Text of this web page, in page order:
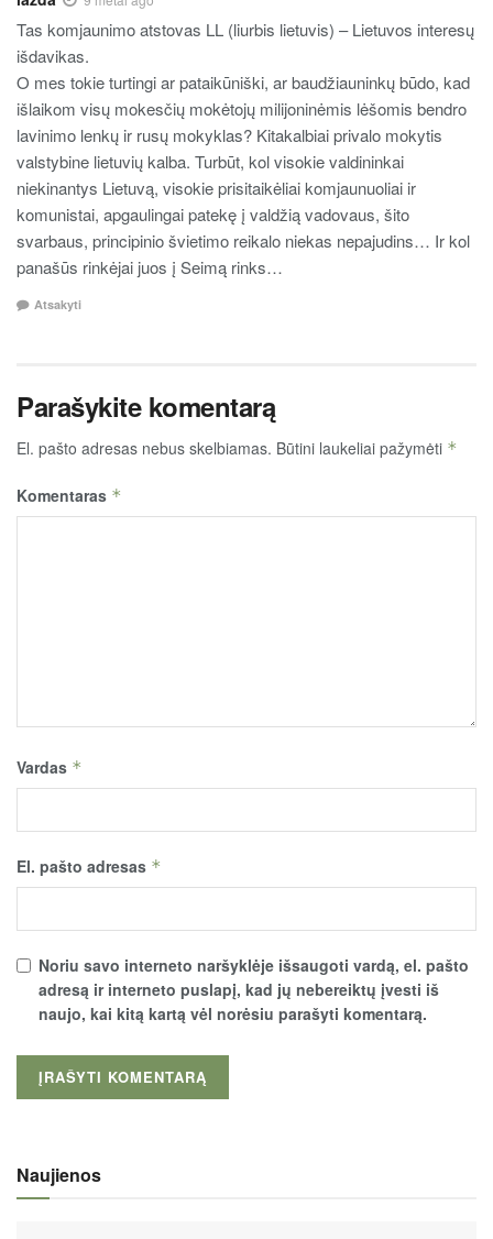
Tas komjaunimo atstovas LL (liurbis lietuvis) – Lietuvos interesų
išdavikas.
O mes tokie turtingi ar pataikūniški, ar baudžiauninkų būdo, kad
išlaikom visų mokesčių mokėtojų milijoninėmis lėšomis bendro
lavinimo lenkų ir rusų mokyklas? Kitakalbiai privalo mokytis
valstybine lietuvių kalba. Turbūt, kol visokie valdininkai
niekinantys Lietuvą, visokie prisitaikėliai komjaunuoliai ir
komunistai, apgaulingai patekę į valdžią vadovaus, šito
svarbaus, principinio švietimo reikalo niekas nepajudins… Ir kol
panašūs rinkėjai juos į Seimą rinks…
Atsakyti
Parašykite komentarą
El. pašto adresas nebus skelbiamas. Būtini laukeliai pažymėti *
Komentaras *
Vardas *
El. pašto adresas *
Noriu savo interneto naršyklėje išsaugoti vardą, el. pašto
adresą ir interneto puslapį, kad jų nebereiktų įvesti iš
naujo, kai kitą kartą vėl norėsiu parašyti komentarą.
Naujienos